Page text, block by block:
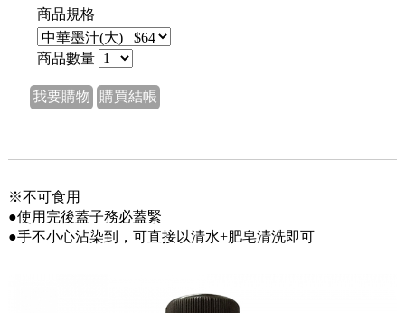
商品規格
商品數量
我要購物 購買結帳
※不可食用
●使用完後蓋子務必蓋緊
●手不小心沾染到，可直接以清水+肥皂清洗即可